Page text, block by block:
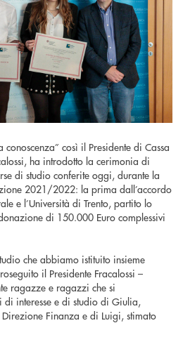
così il Presidente di Cassa
ha introdotto la cerimonia di
di studio conferite oggi, durante la
2021/2022: la prima dall’accordo
e l’Università di Trento, partito lo
di 150.000 Euro complessivi
che abbiamo istituito insieme
il Presidente Fracalossi –
ragazze e ragazzi che si
interesse e di studio di Giulia,
Finanza e di Luigi, stimato